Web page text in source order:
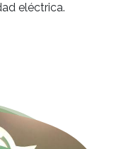
eléctrica.